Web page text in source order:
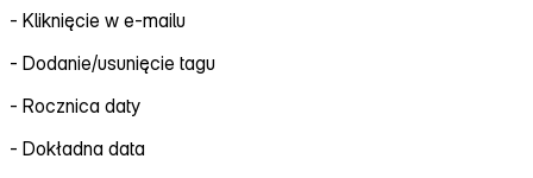
‑ Kliknięcie w e‑mailu
‑ Dodanie/usunięcie tagu
‑ Rocznica daty
‑ Dokładna data